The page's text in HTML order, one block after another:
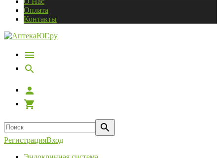
Оплата
Контакты
РегистрацияВход